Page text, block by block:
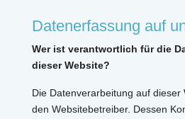
Datenerfassung auf
Wer ist verantwortlich für die
dieser Website?
Die Datenverarbeitung auf dieser
den Websitebetreiber. Dessen